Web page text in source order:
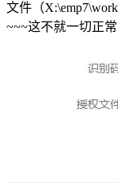
文件（
~~~这不就一切正